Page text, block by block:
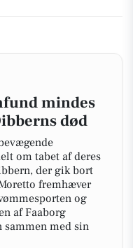
mindes
død
om tabet af deres
der gik bort
fremhæver
og
af Faaborg
sammen med sin